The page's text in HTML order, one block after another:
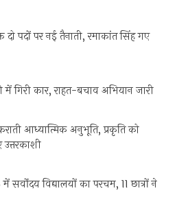
पदों पर नई तैनाती, रमाकांत सिंह गए
गिरी कार, राहत-बचाव अभियान जारी
आध्यात्मिक अनुभूति, प्रकृति को
विद्यालयों का परचम, 11 छात्रों ने